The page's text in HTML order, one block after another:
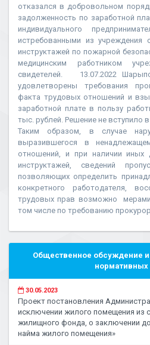
отказался в добровольном
задолженность по заработной
индивидуального
истребованными из учреждения
инструктажей по пожарной
медицинским работником
свидетелей. 13.07.2022
удовлетворены требования
факта трудовых отношений и
заработной плате в пользу
тыс. рублей. Решение не вступило
Таким образом, в случае
выразившегося в
отношений, и при наличии иных
инструктажей, сведений
позволяющих определить
конкретного работодателя,
трудовых прав возможно мерами
том числе по требованию
Общественное обсуждение и
нормативных
30.05.2023
Проект постановления
исключении жилого помещения из
жилищного фонда, о заключении
найма жилого помещения»